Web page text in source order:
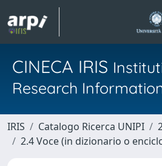
CINECA IRIS
Research
IRIS Catalogo Ricerca UNIPI
2.4 Voce (in dizionario o